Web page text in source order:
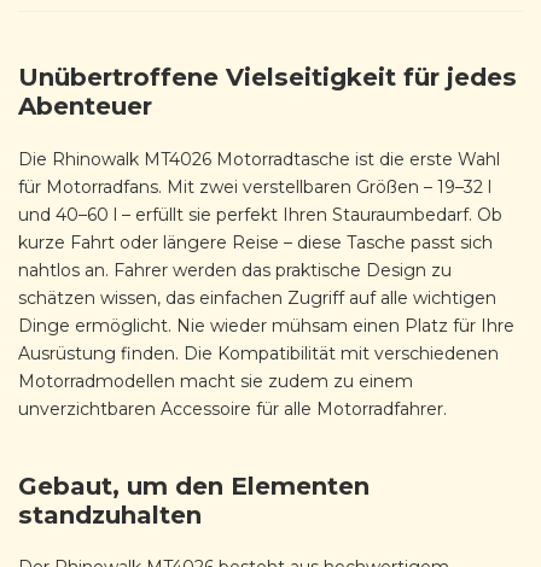
Unübertroffene Vielseitigkeit für jedes
Abenteuer
Die Rhinowalk MT4026 Motorradtasche ist die erste Wahl
für Motorradfans. Mit zwei verstellbaren Größen – 19–32 l
und 40–60 l – erfüllt sie perfekt Ihren Stauraumbedarf. Ob
kurze Fahrt oder längere Reise – diese Tasche passt sich
nahtlos an. Fahrer werden das praktische Design zu
schätzen wissen, das einfachen Zugriff auf alle wichtigen
Dinge ermöglicht. Nie wieder mühsam einen Platz für Ihre
Ausrüstung finden. Die Kompatibilität mit verschiedenen
Motorradmodellen macht sie zudem zu einem
unverzichtbaren Accessoire für alle Motorradfahrer.
Gebaut, um den Elementen
standzuhalten